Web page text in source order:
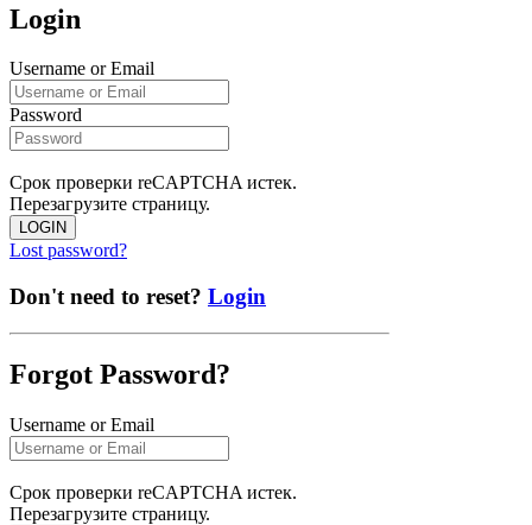
Login
Username or Email
Password
Срок проверки reCAPTCHA истек.
Перезагрузите страницу.
LOGIN
Lost password?
Don't need to reset? Login
Forgot Password?
Username or Email
Срок проверки reCAPTCHA истек.
Перезагрузите страницу.